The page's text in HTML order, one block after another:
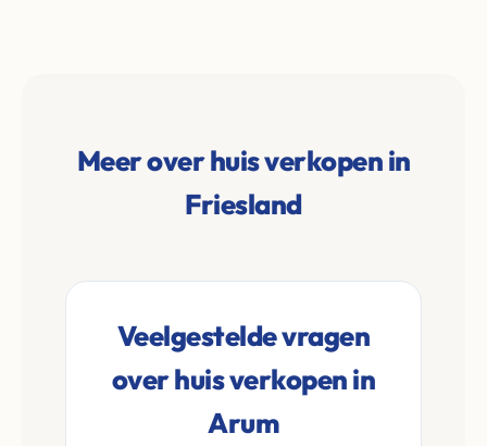
Meer over huis verkopen in
Friesland
Veelgestelde vragen
over huis verkopen in
Arum